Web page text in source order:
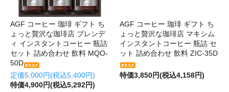
AGF コーヒー 珈琲 ギフト ち
ょっと贅沢な珈琲店 ブレンデ
ィ インスタントコーヒー 瓶詰
セット 詰め合わせ 飲料 MQO-
50D
定価5,000円(税込5,400円)
特価4,900円(税込5,292円)
AGF コーヒー 珈琲 ギフト ち
ょっと贅沢な珈琲店 マキシム
インスタントコーヒー 瓶詰 セ
ット 詰め合わせ 飲料 ZIC-35D
特価3,850円(税込4,158円)